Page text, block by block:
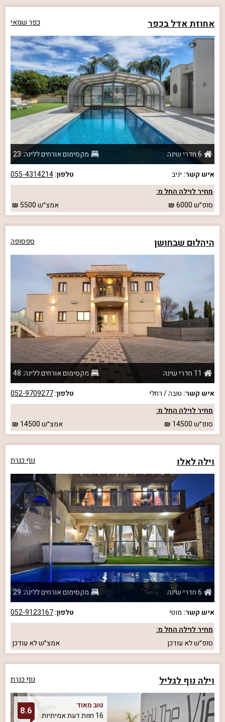
אחוזת אדל בכפר כפר שמאי
6 חדרי שינה
מקסימום אורחים ללינה: 23
איש קשר: יניב טלפון:055-4314214
מחיר לוילה החל מ:
סופ״ש6000 אמצ״ש5500
היהלום שבחושן ספסופה
11 חדרי שינה
מקסימום אורחים ללינה: 48
איש קשר: טובה / רחלי טלפון:052-9709277
מחיר לוילה החל מ:
סופ״ש14500 אמצ״ש14500
וילה לאלו נוף כנרת
6 חדרי שינה
מקסימום אורחים ללינה: 29
איש קשר: מוטי טלפון:052-9123167
מחיר לוילה החל מ:
סופ״שלא עודכן אמצ״שלא עודכן
וילה נוף לגליל נוף כנרת
טוב מאוד
16 חוות דעת אמיתיות
8.6